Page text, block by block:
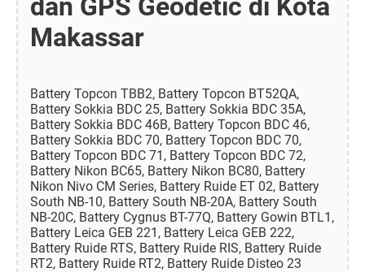
dan GPS Geodetic di Kota
Makassar
Battery Topcon TBB2, Battery Topcon BT52QA,
Battery Sokkia BDC 25, Battery Sokkia BDC 35A,
Battery Sokkia BDC 46B, Battery Topcon BDC 46,
Battery Sokkia BDC 70, Battery Topcon BDC 70,
Battery Topcon BDC 71, Battery Topcon BDC 72,
Battery Nikon BC65, Battery Nikon BC80, Battery
Nikon Nivo CM Series, Battery Ruide ET 02, Battery
South NB-10, Battery South NB-20A, Battery South
NB-20C, Battery Cygnus BT-77Q, Battery Gowin BTL1,
Battery Leica GEB 221, Battery Leica GEB 222,
Battery Ruide RTS, Battery Ruide RIS, Battery Ruide
RT2, Battery Ruide RT2, Battery Ruide Disteo 23